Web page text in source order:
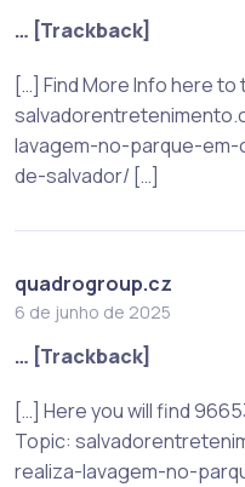
… [Trackback]
[…] Find More Info here to
lavagem-no-parque-
de-salvador/ […]
quadrogroup.cz
6 de junho de 2025
… [Trackback]
[…] Here you will find
Topic:
realiza-lavagem-no-